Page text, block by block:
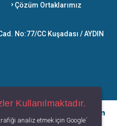
Çözüm Ortaklarımız
No:77/CC Kuşadası / AYDIN
Kullanılmaktadır.
analiz etmek için Google´